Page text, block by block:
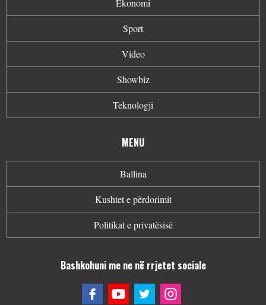
Sport
Video
Showbiz
Teknologji
MENU
Ballina
Kushtet e përdorimit
Politikat e privatësisë
Bashkohuni me ne në rrjetet sociale